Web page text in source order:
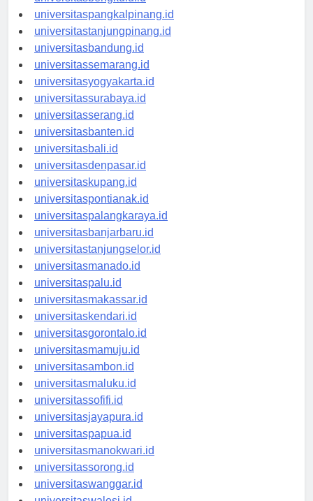
universitasbengkulu.id
universitaspangkalpinang.id
universitastanjungpinang.id
universitasbandung.id
universitassemarang.id
universitasyogyakarta.id
universitassurabaya.id
universitasserang.id
universitasbanten.id
universitasbali.id
universitasdenpasar.id
universitaskupang.id
universitaspontianak.id
universitaspalangkaraya.id
universitasbanjarbaru.id
universitastanjungselor.id
universitasmanado.id
universitaspalu.id
universitasmakassar.id
universitaskendari.id
universitasgorontalo.id
universitasmamuju.id
universitasambon.id
universitasmaluku.id
universitassofifi.id
universitasjayapura.id
universitaspapua.id
universitasmanokwari.id
universitassorong.id
universitaswanggar.id